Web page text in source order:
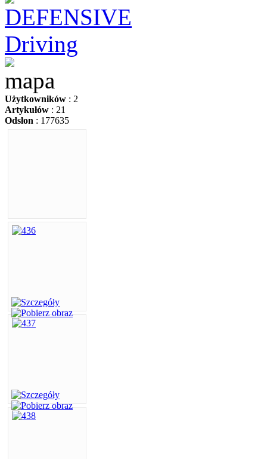
Użytkowników : 2
Artykułów : 21
Odsłon : 177635